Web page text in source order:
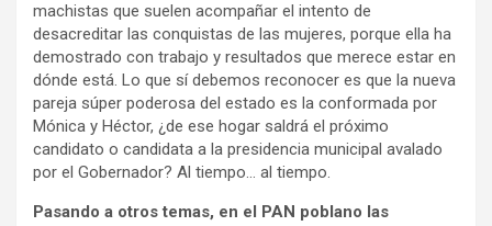
machistas que suelen acompañar el intento de
desacreditar las conquistas de las mujeres, porque ella ha
demostrado con trabajo y resultados que merece estar en
dónde está. Lo que sí debemos reconocer es que la nueva
pareja súper poderosa del estado es la conformada por
Mónica y Héctor, ¿de ese hogar saldrá el próximo
candidato o candidata a la presidencia municipal avalado
por el Gobernador? Al tiempo… al tiempo.
Pasando a otros temas, en el PAN poblano las